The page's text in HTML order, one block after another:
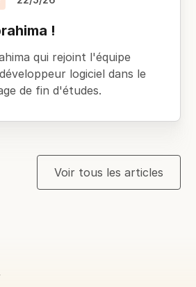
!
qui rejoint l'équipe
logiciel dans le
de fin d'études.
Voir tous les articles